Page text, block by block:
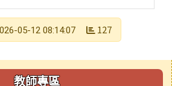
05-12 08:14:07 127
教師專區